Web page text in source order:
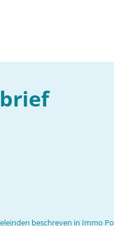
beschreven in Immo